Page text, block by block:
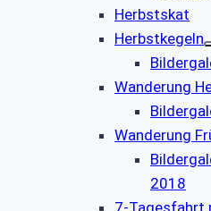
Herbstskat
Herbstkegeln
Wanderung
Wanderung
2018
7-Tagesfahrt